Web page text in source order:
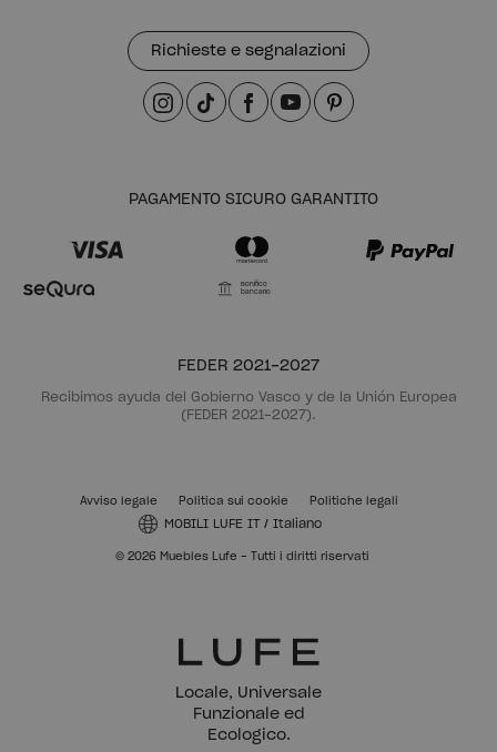
Richieste e segnalazioni
PAGAMENTO SICURO GARANTITO
Bonifico
bancario
FEDER 2021-2027
Recibimos ayuda del Gobierno Vasco y de la Unión Europea
(FEDER 2021-2027).
© 2026 Muebles Lufe - Tutti i diritti riservati
Avviso legale Politica sui cookie Politiche legali
MOBILI LUFE IT / Italiano
Locale, Universale
Funzionale ed
Ecologico.